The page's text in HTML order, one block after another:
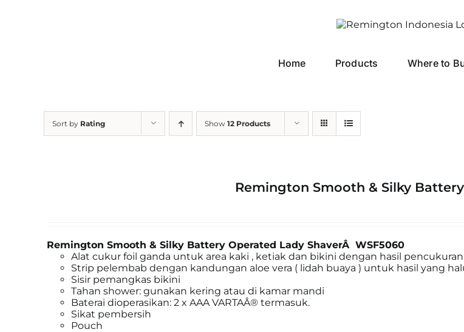
Home Products Where to
Sort by Rating Show 12 Products
Remington Smooth & Silky
Remington Smooth & Silky Battery Operated Lady ShaverÂ WSF5060
Alat cukur foil ganda untuk area kaki , ketiak dan bikini dengan hasil
Strip pelembab dengan kandungan aloe vera ( lidah buaya ) untuk hasil yang
Sisir pemangkas bikini
Tahan shower: gunakan kering atau di kamar mandi
Baterai dioperasikan: 2 x AAA VARTAÂ® termasuk.
Sikat pembersih
Pouch